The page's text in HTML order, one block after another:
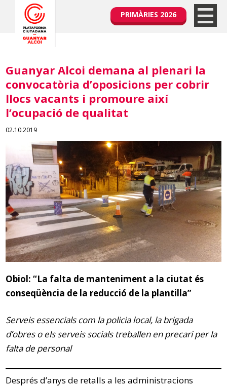
PRIMÀRIES 2026
Guanyar Alcoi demana al plenari la
convocatòria d’oposicions per cobrir
llocs vacants i promoure així
l’ocupació de qualitat
02.10.2019
Obiol: “La falta de manteniment a la ciutat és
conseqüència de la reducció de la plantilla”
Serveis essencials com la policia local, la brigada
d’obres o els serveis socials treballen en precari per la
falta de personal
Després d’anys de retalls a les administracions